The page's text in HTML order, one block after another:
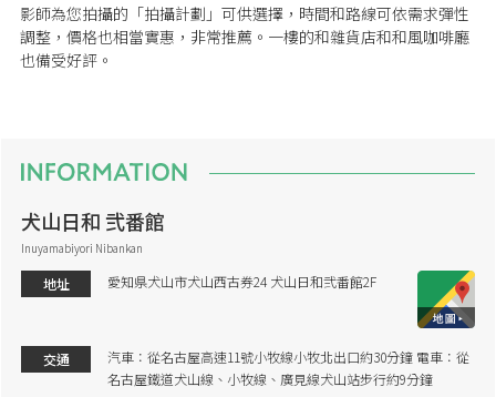
影師為您拍攝的「拍攝計劃」可供選擇，時間和路線可依需求彈性
調整，價格也相當實惠，非常推薦。一樓的和雜貨店和和風咖啡廳
也備受好評。
犬山日和 弐番館
Inuyamabiyori Nibankan
地址 愛知県犬山市犬山西古券24 犬山日和弐番館2F
交通
汽車：從名古屋高速11號小牧線小牧北出口約30分鐘 電車：從
名古屋鐵道犬山線、小牧線、廣見線犬山站步行約9分鐘